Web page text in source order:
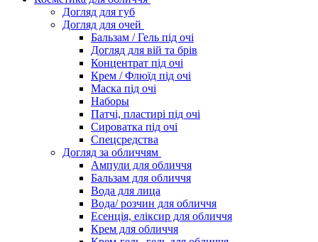
Догляд для губ
Догляд для очей
Бальзам / Гель під очі
Догляд для вій та брів
Концентрат під очі
Крем / Флюїд під очі
Маска під очі
Наборы
Патчі, пластирі під очі
Сироватка під очі
Спецсредства
Догляд за обличчям
Ампули для обличчя
Бальзам для обличчя
Вода для лица
Вода/ розчин для обличчя
Есенція, еліксир для обличчя
Крем для обличчя